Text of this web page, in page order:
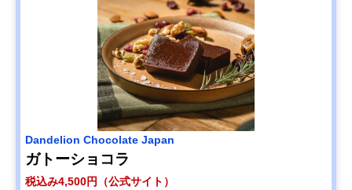
Dandelion Chocolate Japan
ガトーショコラ
税込み4,500円（公式サイト）